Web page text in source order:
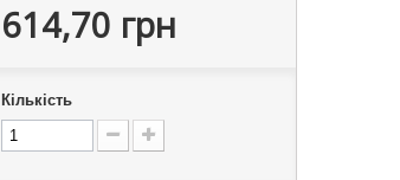
614,70 грн
Кількість